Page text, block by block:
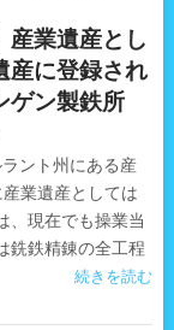
産業遺産とし
産に登録され
ゲン製鉄所
ント州にある産
業遺産としては
、現在でも操業当
銑鉄精錬の全工程
続きを読む